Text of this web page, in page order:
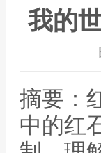
我的
摘要：
中的红